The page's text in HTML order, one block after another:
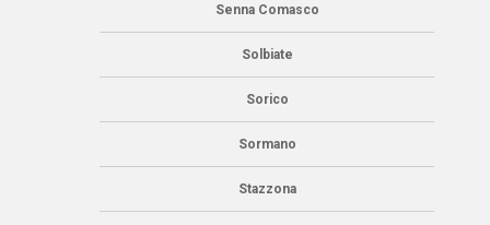
Senna Comasco
Solbiate
Sorico
Sormano
Stazzona